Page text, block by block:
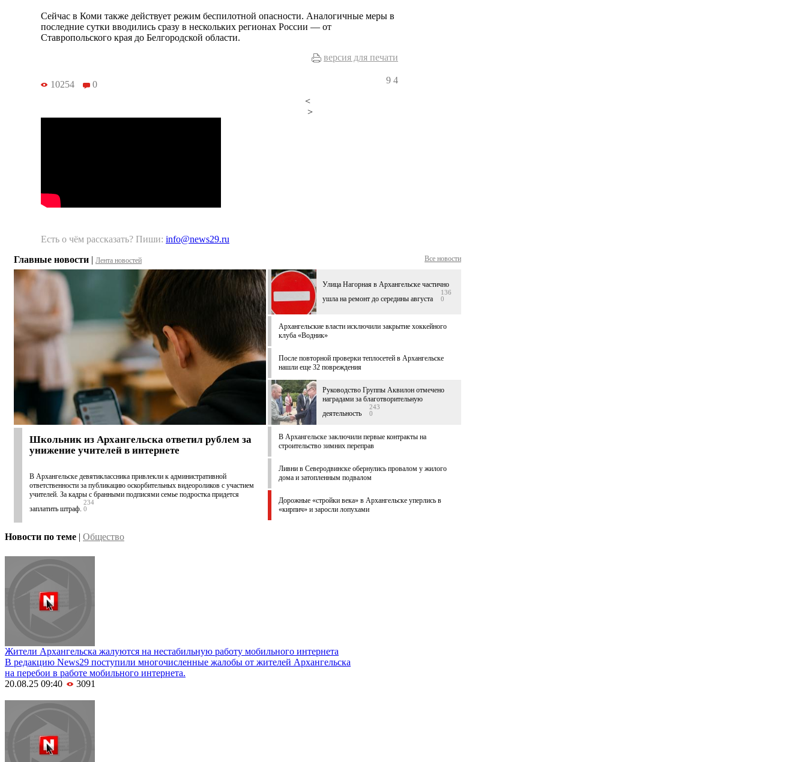
Сейчас в Коми также действует режим беспилотной опасности. Аналогичные меры в
последние сутки вводились сразу в нескольких регионах России — от
Ставропольского края до Белгородской области.
версия для печати
10254 0 9 4
<
>
Есть о чём рассказать? Пиши: info@news29.ru
Главные новости | Лента новостей Все новости
Школьник из Архангельска ответил рублем за
унижение учителей в интернете
В Архангельске девятиклассника привлекли к административной
ответственности за публикацию оскорбительных видеороликов с участием
учителей. За кадры с бранными подписями семье подростка придется
заплатить штраф.
234
0
Улица Нагорная в Архангельске частично
ушла на ремонт до середины августа
136
0
Архангельские власти исключили закрытие хоккейного
клуба «Водник»
После повторной проверки теплосетей в Архангельске
нашли еще 32 повреждения
Руководство Группы Аквилон отмечено
наградами за благотворительную
деятельность
243
0
В Архангельске заключили первые контракты на
строительство зимних переправ
Ливни в Северодвинске обернулись провалом у жилого
дома и затопленным подвалом
Дорожные «стройки века» в Архангельске уперлись в
«кирпич» и заросли лопухами
Новости по теме | Общество
Жители Архангельска жалуются на нестабильную работу мобильного интернета
В редакцию News29 поступили многочисленные жалобы от жителей Архангельска
на перебои в работе мобильного интернета.
20.08.25 09:40
3091